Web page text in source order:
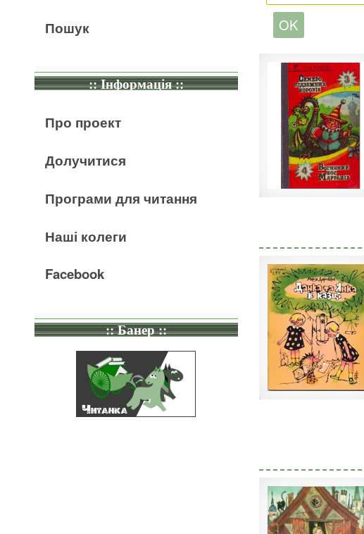
Пошук
:: Інформація ::
Про проект
Долучитися
Програми для читання
Наші колеги
Facebook
:: Банер ::